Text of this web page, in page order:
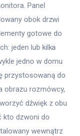
Panel
obok drzwi
gotowe do
jeden lub kilka
jedno w domu
przystosowaną do
obrazu rozmówcy,
dźwięk z obu
kto dzwoni do
wewnątrz